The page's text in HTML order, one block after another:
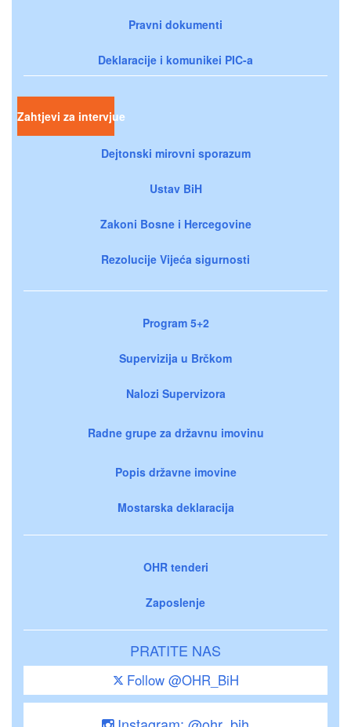
Pravni dokumenti
Deklaracije i komunikei PIC-a
Zahtjevi za intervjue
Dejtonski mirovni sporazum
Ustav BiH
Zakoni Bosne i Hercegovine
Rezolucije Vijeća sigurnosti
Program 5+2
Supervizija u Brčkom
Nalozi Supervizora
Radne grupe za državnu imovinu
Popis državne imovine
Mostarska deklaracija
OHR tenderi
Zaposlenje
PRATITE NAS
Follow @OHR_BiH